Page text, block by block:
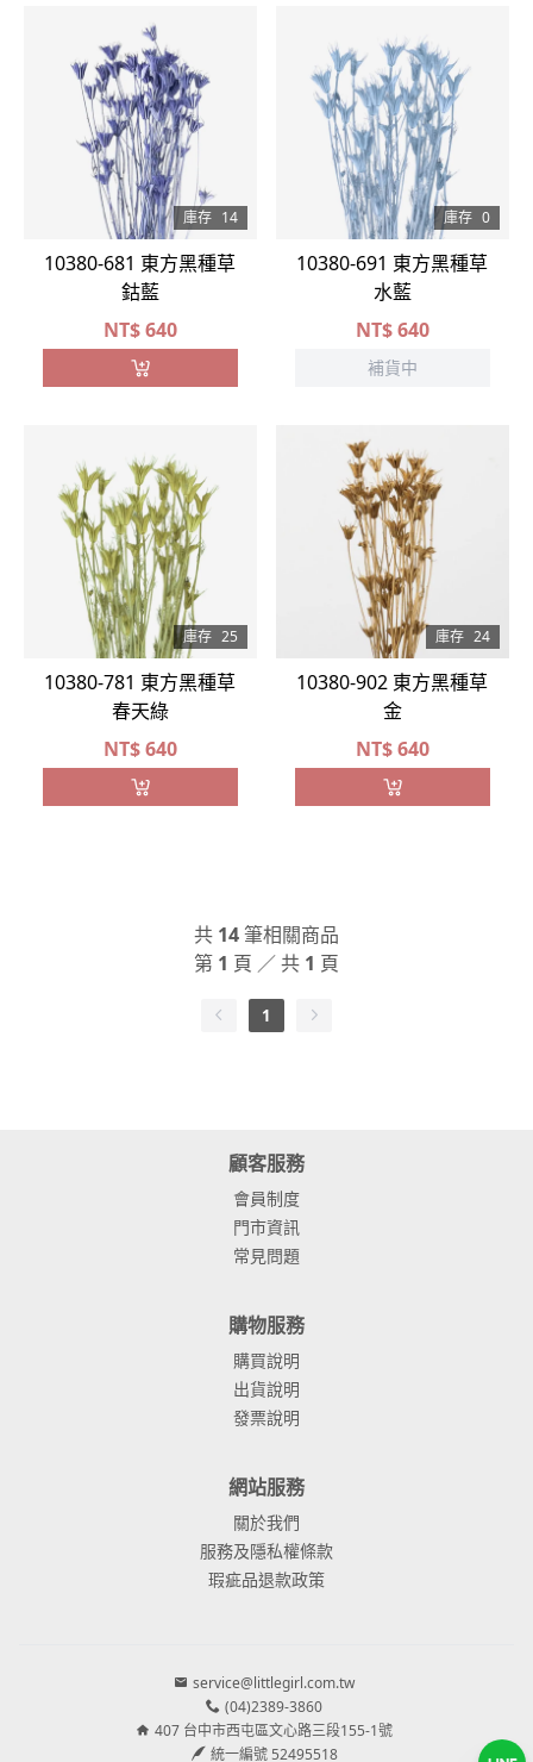
庫存 14
10380-681 東方黑種草
鈷藍
NT$640
庫存 0
10380-691 東方黑種草
水藍
NT$640
補貨中
庫存 25
10380-781 東方黑種草
春天綠
NT$640
庫存 24
10380-902 東方黑種草
金
NT$640
共 14筆相關商品
第 1 頁 ／ 共 1 頁
1
顧客服務
會員制度
門市資訊
常見問題
購物服務
購買說明
出貨說明
發票說明
網站服務
關於我們
服務及隱私權條款
瑕疵品退款政策
service@littlegirl.com.tw
(04)2389-3860
407 台中市西屯區文心路三段155-1號
統一編號 52495518